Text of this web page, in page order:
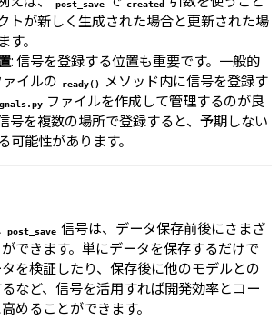
post_save created
トが新しく生成された場合と更新された場
。
: 信号を登録する位置も重要です。一般的
ァイルの ready()
メソッド内に信号を登録す
ファイルを作成して管理するのが良
号を複数の場所で登録すると、予期しない
可能性があります。
post_save 信号は、データ保存前後にさまざ
できます。単にデータを保存するだけで
を検証したり、保存後に他のモデルとの
など、信号を活用すれば開発効率とコー
めることができます。